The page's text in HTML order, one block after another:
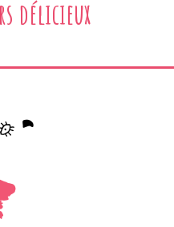
délicieux